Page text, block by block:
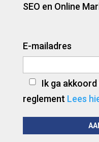
SEO en Online
E-mailadres
Ik ga
reglement Lees